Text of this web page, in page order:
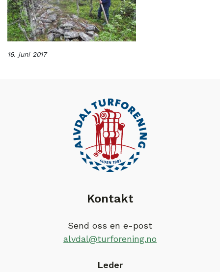
16. juni 2017
Kontakt
Send oss en e-post
alvdal@turforening.no
Leder